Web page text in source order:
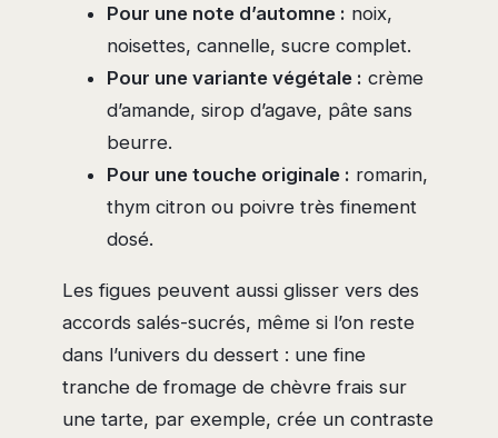
Pour une note d’automne : noix,
noisettes, cannelle, sucre complet.
Pour une variante végétale : crème
d’amande, sirop d’agave, pâte sans
beurre.
Pour une touche originale : romarin,
thym citron ou poivre très finement
dosé.
Les figues peuvent aussi glisser vers des
accords salés-sucrés, même si l’on reste
dans l’univers du dessert : une fine
tranche de fromage de chèvre frais sur
une tarte, par exemple, crée un contraste